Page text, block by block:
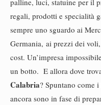
regali, prodotti e specialità
sempre uno sguardo ai
Germania, ai prezzi dei
cost. Un’impresa
un botto. E allora dove
Calabria? Spuntano come
ancora sono in fase di